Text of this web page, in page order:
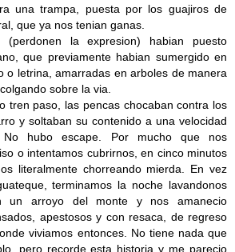
una trampa, puesta por los guajiros de
que ya nos tenian ganas.
(perdonen la expresion) habian puesto
que previamente habian sumergido en
o letrina, amarradas en arboles de manera
sobre la via.
tren paso, las pencas chocaban contra los
y soltaban su contenido a una velocidad
No hubo escape. Por mucho que nos
o intentamos cubrirnos, en cinco minutos
literalmente chorreando mierda. En vez
terminamos la noche lavandonos
un arroyo del monte y nos amanecio
apestosos y con resaca, de regreso
viviamos entonces. No tiene nada que
pero recorde esta historia y me parecio